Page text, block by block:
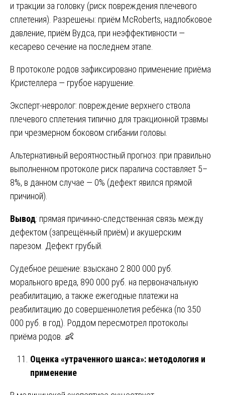
и тракции за головку (риск повреждения плечевого
сплетения). Разрешены: приём McRoberts, надлобковое
давление, приём Вудса, при неэффективности —
кесарево сечение на последнем этапе.
В протоколе родов зафиксировано применение приёма
Кристеллера — грубое нарушение.
Эксперт-невролог: повреждение верхнего ствола
плечевого сплетения типично для тракционной травмы
при чрезмерном боковом сгибании головы.
Альтернативный вероятностный прогноз: при правильно
выполненном протоколе риск паралича составляет 5–
8%, в данном случае — 0% (дефект явился прямой
причиной).
Вывод: прямая причинно-следственная связь между
дефектом (запрещённый приём) и акушерским
парезом. Дефект грубый.
Судебное решение: взыскано 2 800 000 руб.
морального вреда, 890 000 руб. на первоначальную
реабилитацию, а также ежегодные платежи на
реабилитацию до совершеннолетия ребёнка (по 350
000 руб. в год). Роддом пересмотрел протоколы
приёма родов. 👶
Оценка «утраченного шанса»: методология и
применение